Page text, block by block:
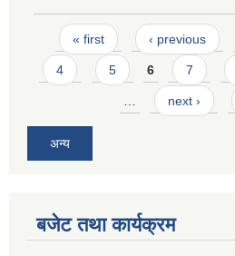
Pages
« first ‹ previous
4 5 6 7
… next ›
अन्य
बजेट तथा कार्यक्रम